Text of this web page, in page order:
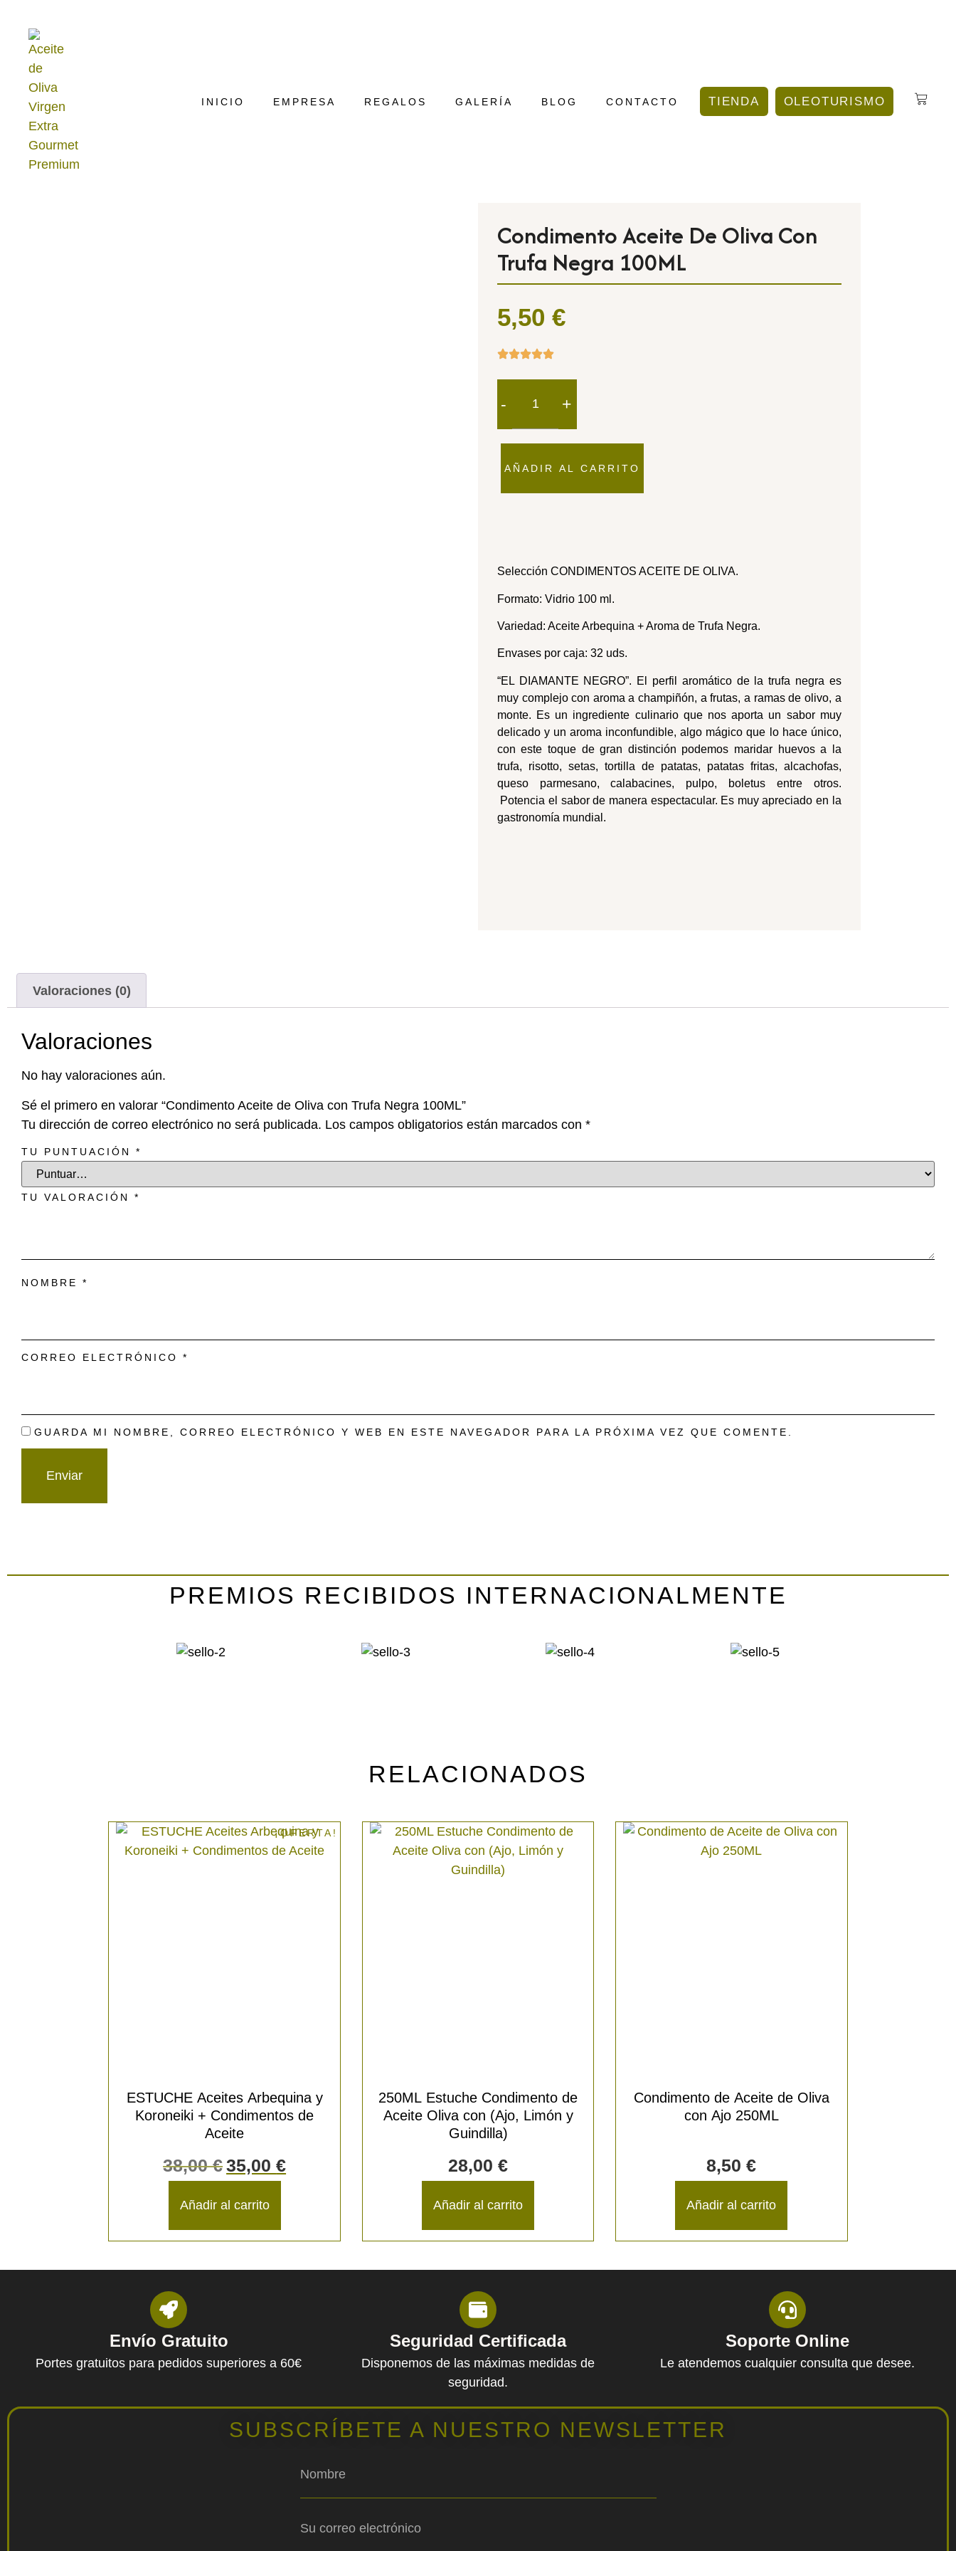
INICIO EMPRESA REGALOS GALERÍA BLOG CONTACTO TIENDA OLEOTURISMO
Condimento Aceite De Oliva Con
Trufa Negra 100ML
5,50 €
- +
AÑADIR AL CARRITO
Selección CONDIMENTOS ACEITE DE OLIVA.
Formato: Vidrio 100 ml.
Variedad: Aceite Arbequina + Aroma de Trufa Negra.
Envases por caja: 32 uds.
“EL DIAMANTE NEGRO”. El perfil aromático de la trufa negra es
muy complejo con aroma a champiñón, a frutas, a ramas de olivo, a
monte. Es un ingrediente culinario que nos aporta un sabor muy
delicado y un aroma inconfundible, algo mágico que lo hace único,
con este toque de gran distinción podemos maridar huevos a la
trufa, risotto, setas, tortilla de patatas, patatas fritas, alcachofas,
queso parmesano, calabacines, pulpo, boletus entre otros.
Potencia el sabor de manera espectacular. Es muy apreciado en la
gastronomía mundial.
Valoraciones (0)
Valoraciones
No hay valoraciones aún.
Sé el primero en valorar “Condimento Aceite de Oliva con Trufa Negra 100ML”
Tu dirección de correo electrónico no será publicada. Los campos obligatorios están marcados con *
TU PUNTUACIÓN *
TU VALORACIÓN *
NOMBRE *
CORREO ELECTRÓNICO *
GUARDA MI NOMBRE, CORREO ELECTRÓNICO Y WEB EN ESTE NAVEGADOR PARA LA PRÓXIMA VEZ QUE COMENTE.
PREMIOS RECIBIDOS INTERNACIONALMENTE
RELACIONADOS
¡OFERTA!
ESTUCHE Aceites Arbequina y
Koroneiki + Condimentos de
Aceite
38,00€35,00€
Añadir al carrito
250ML Estuche Condimento de
Aceite Oliva con (Ajo, Limón y
Guindilla)
28,00 €
Añadir al carrito
Condimento de Aceite de Oliva
con Ajo 250ML
8,50€
Añadir al carrito
Envío Gratuito
Portes gratuitos para pedidos superiores a 60€
Seguridad Certificada
Disponemos de las máximas medidas de
seguridad.
Soporte Online
Le atendemos cualquier consulta que desee.
SUBSCRÍBETE A NUESTRO NEWSLETTER